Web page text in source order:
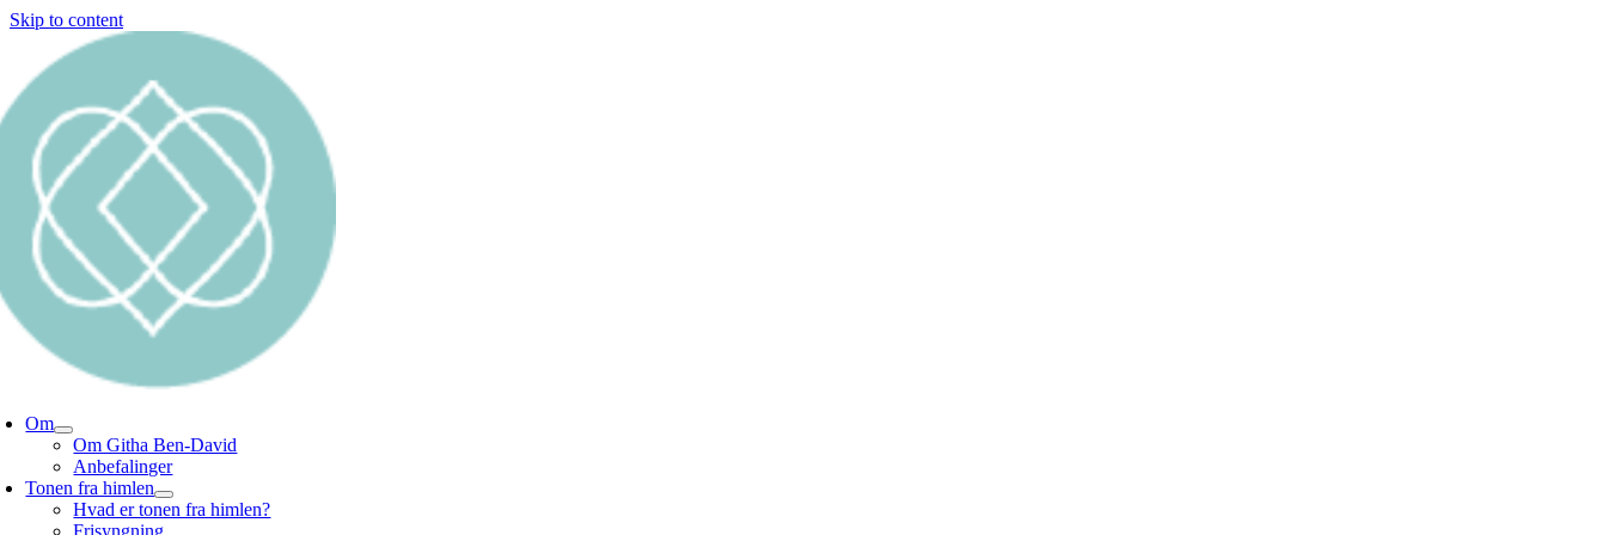
Skip to content
Om
Om Githa Ben-David
Anbefalinger
Tonen fra himlen
Hvad er tonen fra himlen?
Frisyngning